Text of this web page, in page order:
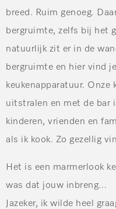
breed. Ruim genoeg.
bergruimte, zelfs bij het
natuurlijk zit er in de
bergruimte en hier vind
keukenapparatuur. Onze
uitstralen en met de bar
kinderen, vrienden en
als ik kook. Zo gezellig
Het is een marmerlook
was dat jouw inbreng…
Jazeker, ik wilde heel